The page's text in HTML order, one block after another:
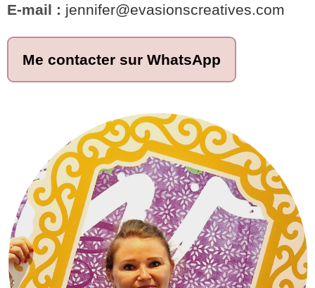
E-mail : jennifer@evasionscreatives.com
Me contacter sur WhatsApp